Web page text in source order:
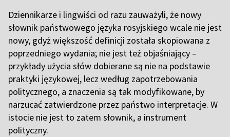
Dziennikarze i lingwiści od razu zauważyli, że nowy
słownik państwowego języka rosyjskiego wcale nie jest
nowy, gdyż większość definicji została skopiowana z
poprzedniego wydania; nie jest też objaśniający –
przykłady użycia słów dobierane są nie na podstawie
praktyki językowej, lecz według zapotrzebowania
politycznego, a znaczenia są tak modyfikowane, by
narzucać zatwierdzone przez państwo interpretacje. W
istocie nie jest to zatem słownik, a instrument
polityczny.